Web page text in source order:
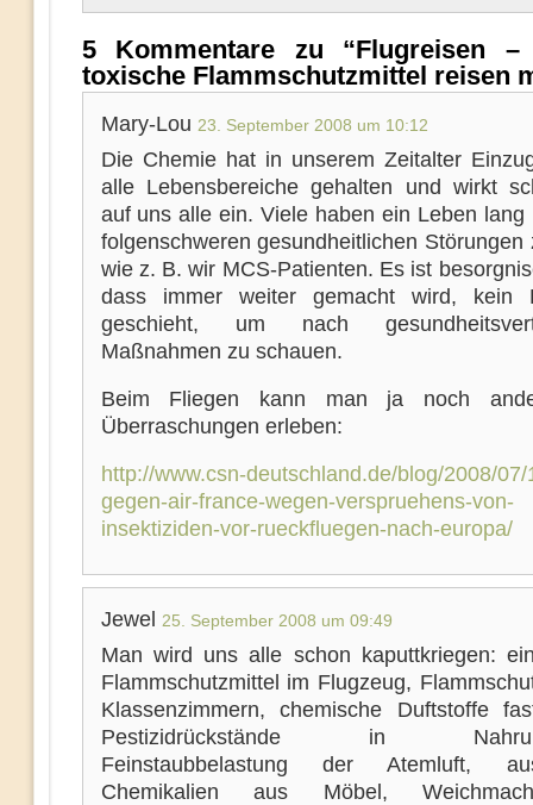
5 Kommentare zu “Flugreisen –
toxische Flammschutzmittel reisen
Mary-Lou 23. September 2008 um 10:12
Die Chemie hat in unserem Zeitalter
alle Lebensbereiche gehalten und wirkt
auf uns alle ein. Viele haben ein Leben lang
folgenschweren gesundheitlichen Störungen
wie z. B. wir MCS-Patienten. Es ist
dass immer weiter gemacht wird, kein
geschieht, um nach
Maßnahmen zu schauen.
Beim Fliegen kann man ja noch
Überraschungen erleben:
http://www.csn-deutschland.de/blog/2008/07/
gegen-air-france-wegen-verspruehens-von-
insektiziden-vor-rueckfluegen-nach-europa/
Jewel 25. September 2008 um 09:49
Man wird uns alle schon kaputtkriegen:
Flammschutzmittel im Flugzeug,
Klassenzimmern, chemische Duftstoffe
Pestizidrückstände in
Feinstaubbelastung der Atemluft,
Chemikalien aus Möbel,